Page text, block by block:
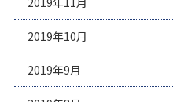
2019年10月
2019年9月